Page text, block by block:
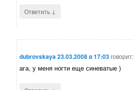
Ответить ↓
dubrovskaya23.03.2008 в 17:03говорит:
ага, у меня ногти еще синеватые )